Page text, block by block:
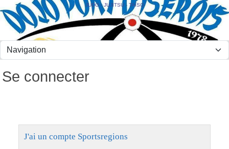
JUDO - JUJITSU - TAÏSO
Se connecter
J'ai un compte Sportsregions
Panneau de gestion des cookies